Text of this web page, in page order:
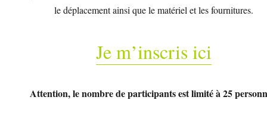
le déplacement ainsi que le matériel et les fournitures.
Je m’inscris ici
Attention, le nombre de participants est limité à 25